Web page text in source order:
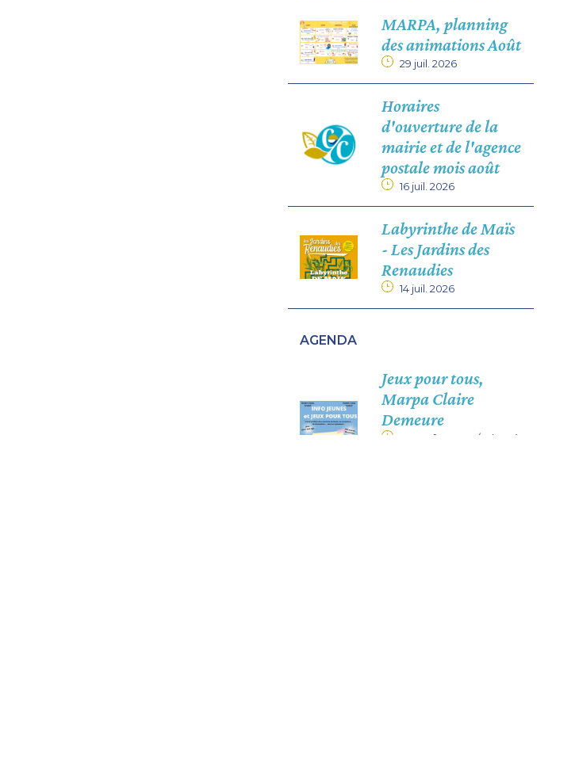
MARPA, planning
des animations Août
29 juil. 2026
Horaires
d'ouverture de la
mairie et de l'agence
postale mois août
16 juil. 2026
Labyrinthe de Maïs
- Les Jardins des
Renaudies
14 juil. 2026
AGENDA
Jeux pour tous,
Marpa Claire
Demeure
27 août 2026
/ 14h30 à